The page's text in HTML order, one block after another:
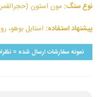
نوع سنگ: مون استون
پیشنهاد استفاده: استایل بوهو،
نمونه سفارشات ارسال شده =